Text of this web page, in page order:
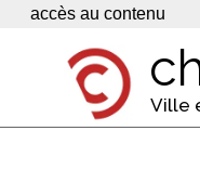
Panneau de gestion des cookies
accès au contenu
Ville